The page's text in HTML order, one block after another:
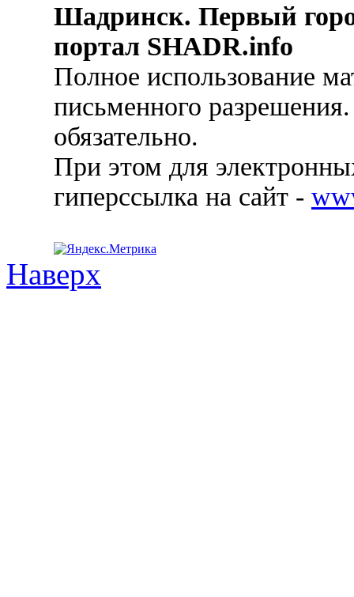
Шадринск. Первый
портал SHADR.info
Полное использование
письменного
обязательно.
При этом для
гиперссылка на сайт -
Наверх